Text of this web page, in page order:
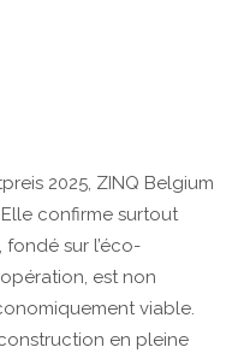
2025, ZINQ Belgium
confirme surtout
fondé sur l’éco-
est non
viable.
en pleine